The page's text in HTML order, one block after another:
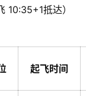
10:35+1抵达）
起飞时间